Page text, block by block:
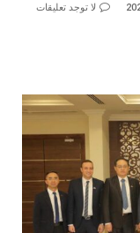
لا توجد تعليقات